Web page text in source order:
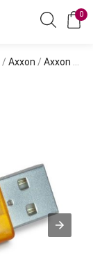
0
/ Axxon / Axxon One